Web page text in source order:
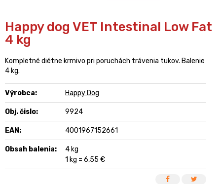
Happy dog VET Intestinal Low Fat
4 kg
Kompletné diétne krmivo pri poruchách trávenia tukov. Balenie
4 kg.
Výrobca: Happy Dog
Obj. čislo: 9924
EAN: 4001967152661
Obsah balenia:
4 kg
1 kg = 6,55 €